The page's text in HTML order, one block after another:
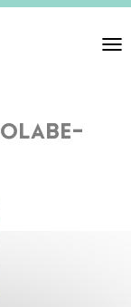
Toggle